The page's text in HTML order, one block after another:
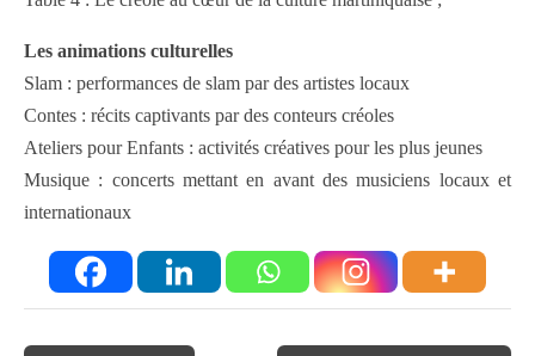
Les animations culturelles
Slam : performances de slam par des artistes locaux
Contes : récits captivants par des conteurs créoles
Ateliers pour Enfants : activités créatives pour les plus jeunes
Musique : concerts mettant en avant des musiciens locaux et
internationaux